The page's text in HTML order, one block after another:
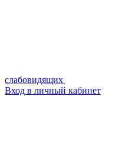
слабовидящих
Вход в личный кабинет